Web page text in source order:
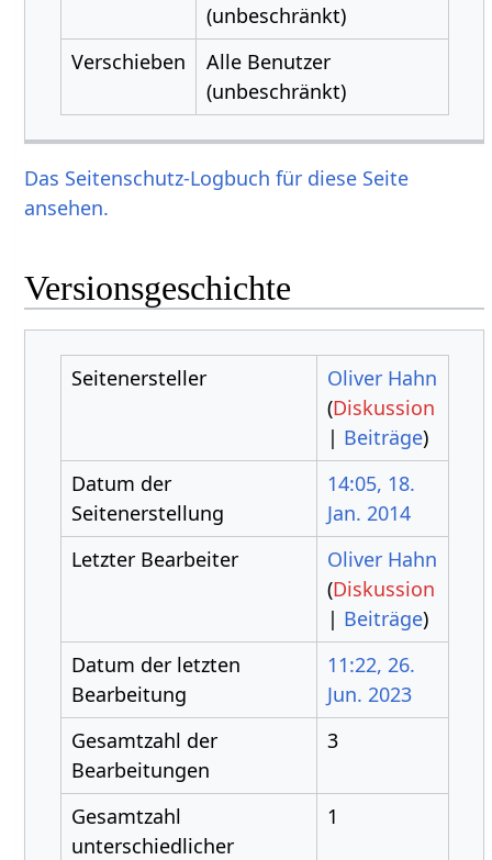
(unbeschränkt)
Verschieben
Alle Benutzer
(unbeschränkt)
Das Seitenschutz-Logbuch für diese Seite
ansehen.
Versionsgeschichte
Seitenersteller
Oliver Hahn
(Diskussion
| Beiträge)
Datum der
Seitenerstellung
14:05, 18.
Jan. 2014
Letzter Bearbeiter
Oliver Hahn
(Diskussion
| Beiträge)
Datum der letzten
Bearbeitung
11:22, 26.
Jun. 2023
Gesamtzahl der
Bearbeitungen
3
Gesamtzahl
unterschiedlicher
1